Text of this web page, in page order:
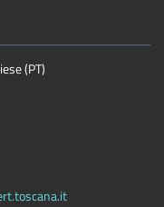
(PT)